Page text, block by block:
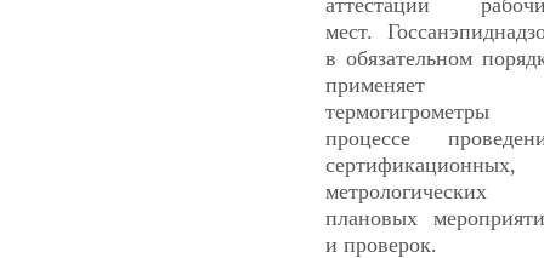
мест.
в обязательном
применяет
термогигрометры
процессе
сертификационных,
метрологических
плановых
и проверок.